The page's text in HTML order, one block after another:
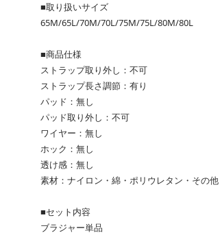
■取り扱いサイズ
65M/65L/70M/70L/75M/75L/80M/80L
■商品仕様
ストラップ取り外し：不可
ストラップ長さ調節：有り
パッド：無し
パッド取り外し：不可
ワイヤー：無し
ホック：無し
透け感：無し
素材：ナイロン・綿・ポリウレタン・その他
■セット内容
ブラジャー単品